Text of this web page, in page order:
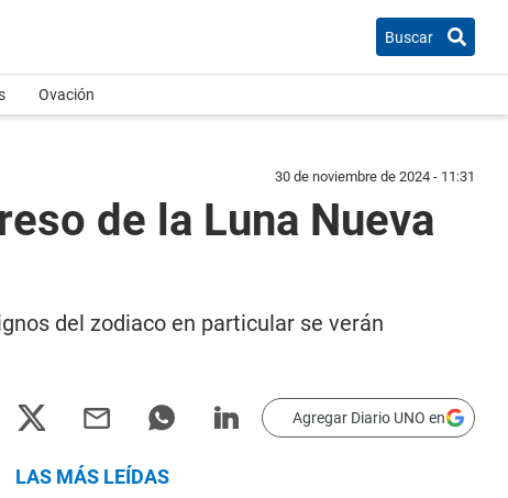
Buscar
Ovación
30 de noviembre de 2024 - 11:31
de la Luna Nueva
del zodiaco en particular se verán
Agregar Diario UNO en
LAS MÁS LEÍDAS